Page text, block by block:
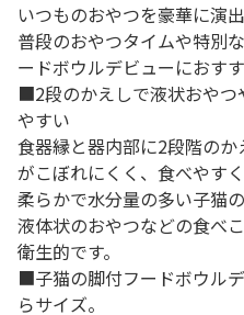
いつものおやつを豪華に演
普段のおやつタイムや特別
ードボウルデビューにおす
■2段のかえしで液状おやつ
やすい
食器縁と器内部に2段階の
がこぼれにくく、食べやす
柔らかで水分量の多い子猫
液体状のおやつなどの食べ
衛生的です。
■子猫の脚付フードボウル
らサイズ。